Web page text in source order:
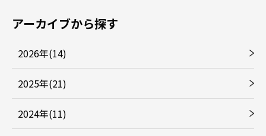
アーカイブから探す
2026年(14)
2025年(21)
2024年(11)